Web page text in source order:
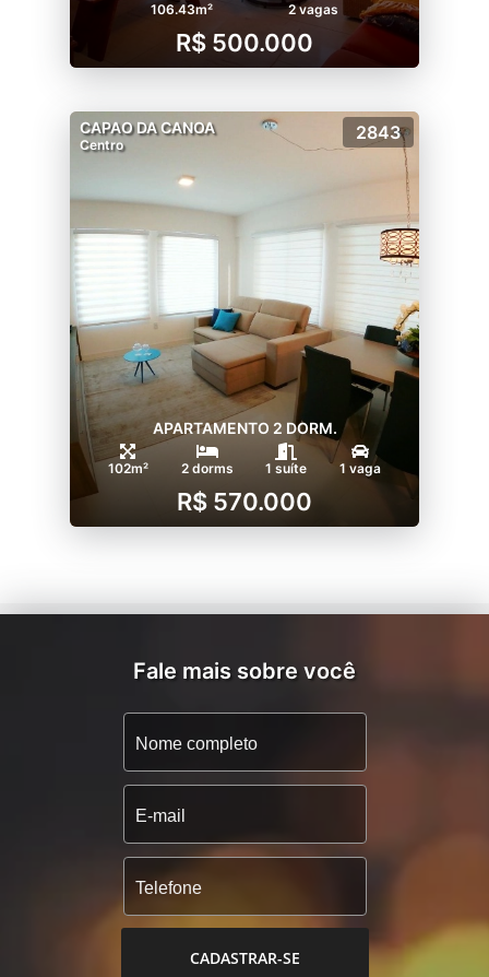
106.43m² 2 vagas
R$ 500.000
CAPAO DA CANOA
Centro
2843
APARTAMENTO 2 DORM.
102m² 2 dorms 1 suíte 1 vaga
R$ 570.000
Fale mais sobre você
CADASTRAR-SE